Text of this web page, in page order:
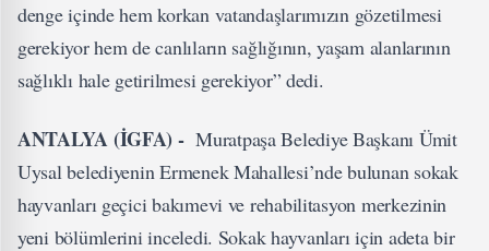
denge içinde hem korkan vatandaşlarımızın gözetilmesi
gerekiyor hem de canlıların sağlığının, yaşam alanlarının
sağlıklı hale getirilmesi gerekiyor” dedi.
ANTALYA (İGFA) - Muratpaşa Belediye Başkanı Ümit
Uysal belediyenin Ermenek Mahallesi’nde bulunan sokak
hayvanları geçici bakımevi ve rehabilitasyon merkezinin
yeni bölümlerini inceledi. Sokak hayvanları için adeta bir